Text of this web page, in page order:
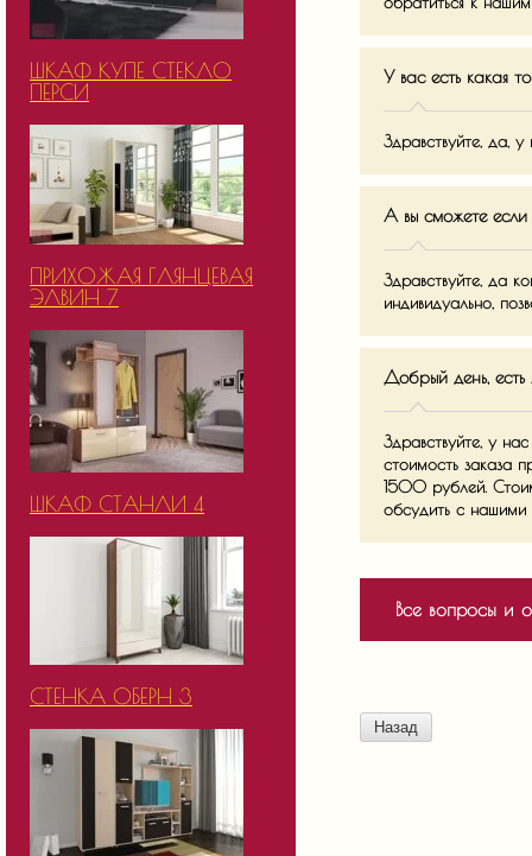
ШКАФ КУПЕ СТЕКЛО
ПЕРСИ
ПРИХОЖАЯ ГЛЯНЦЕВАЯ
ЭЛВИН 7
ШКАФ СТАНЛИ 4
СТЕНКА ОБЕРН 3
У вас есть какая
Здравствуйте, да, у
А вы сможете
Здравствуйте, да
индивидуально,
Добрый день, есть
Здравствуйте, у
стоимость заказа
1500 рублей.
обсудить с нашими
Все вопросы и
Назад